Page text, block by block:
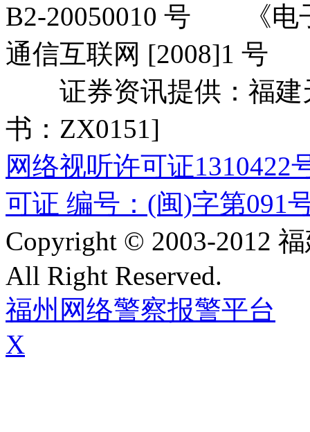
B2-20050010 号 《电
通信互联网 [2008]1 号
证券资讯提供：福建
书：ZX0151]
网络视听许可证1310422
可证 编号：(闽)字第091
Copyright © 2003-2012
All Right Reserved.
福州网络警察报警平台
X